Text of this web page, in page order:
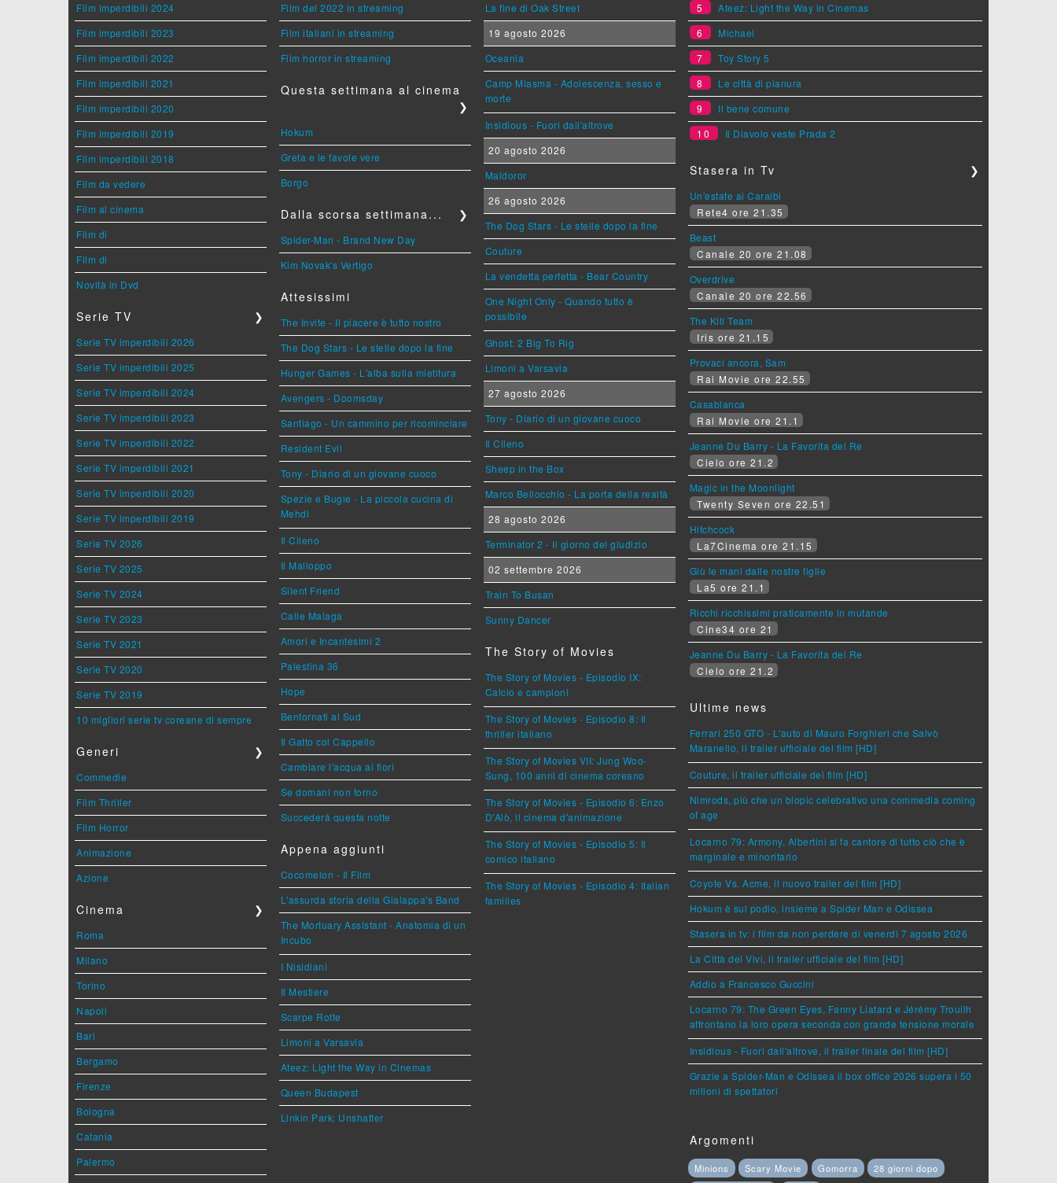
Film imperdibili 2024
Film imperdibili 2023
Film imperdibili 2022
Film imperdibili 2021
Film imperdibili 2020
Film imperdibili 2019
Film imperdibili 2018
Film da vedere
Film al cinema
Film di
Film di
Novità in Dvd
Serie TV ❯
Serie TV imperdibili 2026
Serie TV imperdibili 2025
Serie TV imperdibili 2024
Serie TV imperdibili 2023
Serie TV imperdibili 2022
Serie TV imperdibili 2021
Serie TV imperdibili 2020
Serie TV imperdibili 2019
Serie TV 2026
Serie TV 2025
Serie TV 2024
Serie TV 2023
Serie TV 2021
Serie TV 2020
Serie TV 2019
10 migliori serie tv coreane di sempre
Generi ❯
Commedie
Film Thriller
Film Horror
Animazione
Azione
Cinema ❯
Roma
Milano
Torino
Napoli
Bari
Bergamo
Firenze
Bologna
Catania
Palermo
Film del 2022 in streaming
Film italiani in streaming
Film horror in streaming
Questa settimana al cinema
❯
Hokum
Greta e le favole vere
Borgo
Dalla scorsa settimana... ❯
Spider-Man - Brand New Day
Kim Novak's Vertigo
Attesissimi
The Invite - Il piacere è tutto nostro
The Dog Stars - Le stelle dopo la fine
Hunger Games - L'alba sulla mietitura
Avengers - Doomsday
Santiago - Un cammino per ricominciare
Resident Evil
Tony - Diario di un giovane cuoco
Spezie e Bugie - La piccola cucina di
Mehdi
Il Cileno
Il Malloppo
Silent Friend
Calle Malaga
Amori e Incantesimi 2
Palestina 36
Hope
Bentornati al Sud
Il Gatto col Cappello
Cambiare l'acqua ai fiori
Se domani non torno
Succederà questa notte
Appena aggiunti
Cocomelon - Il Film
L'assurda storia della Gialappa's Band
The Mortuary Assistant - Anatomia di un
Incubo
I Nisidiani
Il Mestiere
Scarpe Rotte
Limoni a Varsavia
Ateez: Light the Way in Cinemas
Queen Budapest
Linkin Park: Unshatter
La fine di Oak Street
19 agosto 2026
Oceania
Camp Miasma - Adolescenza, sesso e
morte
Insidious - Fuori dall'altrove
20 agosto 2026
Maldoror
26 agosto 2026
The Dog Stars - Le stelle dopo la fine
Couture
La vendetta perfetta - Bear Country
One Night Only - Quando tutto è
possibile
Ghost: 2 Big To Rig
Limoni a Varsavia
27 agosto 2026
Tony - Diario di un giovane cuoco
Il Cileno
Sheep in the Box
Marco Bellocchio - La porta della realtà
28 agosto 2026
Terminator 2 - Il giorno del giudizio
02 settembre 2026
Train To Busan
Sunny Dancer
The Story of Movies
The Story of Movies - Episodio IX:
Calcio e campioni
The Story of Movies - Episodio 8: Il
thriller italiano
The Story of Movies VII: Jung Woo-
Sung, 100 anni di cinema coreano
The Story of Movies - Episodio 6: Enzo
D'Alò, il cinema d'animazione
The Story of Movies - Episodio 5: Il
comico italiano
The Story of Movies - Episodio 4: Italian
families
5
Ateez: Light the Way in Cinemas
6
Michael
7
Toy Story 5
8
Le città di pianura
9
Il bene comune
10
Il Diavolo veste Prada 2
Stasera in Tv ❯
Un'estate ai Caraibi
Rete4 ore 21.35
Beast
Canale 20 ore 21.08
Overdrive
Canale 20 ore 22.56
The Kill Team
Iris ore 21.15
Provaci ancora, Sam
Rai Movie ore 22.55
Casablanca
Rai Movie ore 21.1
Jeanne Du Barry - La Favorita del Re
Cielo ore 21.2
Magic in the Moonlight
Twenty Seven ore 22.51
Hitchcock
La7Cinema ore 21.15
Giù le mani dalle nostre figlie
La5 ore 21.1
Ricchi ricchissimi praticamente in mutande
Cine34 ore 21
Jeanne Du Barry - La Favorita del Re
Cielo ore 21.2
Ultime news
Ferrari 250 GTO - L'auto di Mauro Forghieri che Salvò
Maranello, il trailer ufficiale del film [HD]
Couture, il trailer ufficiale del film [HD]
Nimrods, più che un biopic celebrativo una commedia coming
of age
Locarno 79: Armony, Albertini si fa cantore di tutto ciò che è
marginale e minoritario
Coyote Vs. Acme, il nuovo trailer del film [HD]
Hokum è sul podio, insieme a Spider Man e Odissea
Stasera in tv: i film da non perdere di venerdì 7 agosto 2026
La Città dei Vivi, il trailer ufficiale del film [HD]
Addio a Francesco Guccini
Locarno 79: The Green Eyes, Fanny Liatard e Jérémy Trouilh
affrontano la loro opera seconda con grande tensione morale
Insidious - Fuori dall'altrove, il trailer finale del film [HD]
Grazie a Spider-Man e Odissea il box office 2026 supera i 50
milioni di spettatori
Argomenti
Minions Scary Movie Gomorra 28 giorni dopo